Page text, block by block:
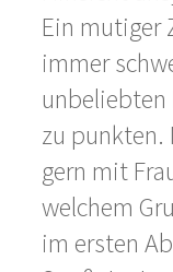
Ein mutiger
immer
zu punkten.
gern mit
welchem
im ersten